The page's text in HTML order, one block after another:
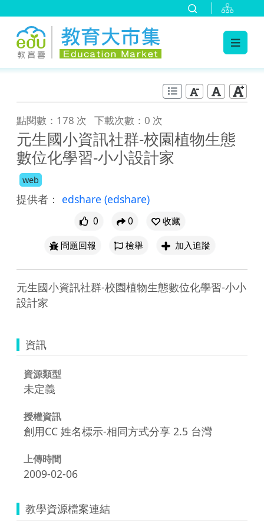
點閱數：178 次 下載次數：0 次
元生國小資訊社群-校園植物生態
數位化學習-小小設計家
web
提供者： edshare (edshare)
0 0
收藏
問題回報
檢舉 加入追蹤
元生國小資訊社群-校園植物生態數位化學習-小小
設計家
資訊
資源類型
未定義
授權資訊
創用CC 姓名標示-相同方式分享 2.5 台灣
上傳時間
2009-02-06
教學資源檔案連結